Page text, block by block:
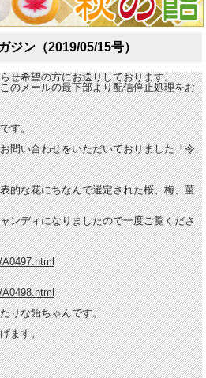
ジン（2019/05/15号）
せ希望の方にお送りしております。
のメールの最下部より配信停止処理をお
です。
い合わせをいただいておりました「令
な花にちなんで選定された桜、梅、菫
ディになりましたので一度ご覧くださ
りな飴ちゃんです。
ます。